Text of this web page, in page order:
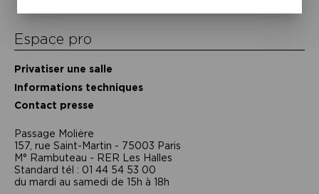
Espace pro
Privatiser une salle
Informations techniques
Contact presse
Passage Moliėre
157, rue Saint-Martin - 75003 Paris
M° Rambuteau - RER Les Halles
Standard tél : 01 44 54 53 00
du mardi au samedi de 15h à 18h